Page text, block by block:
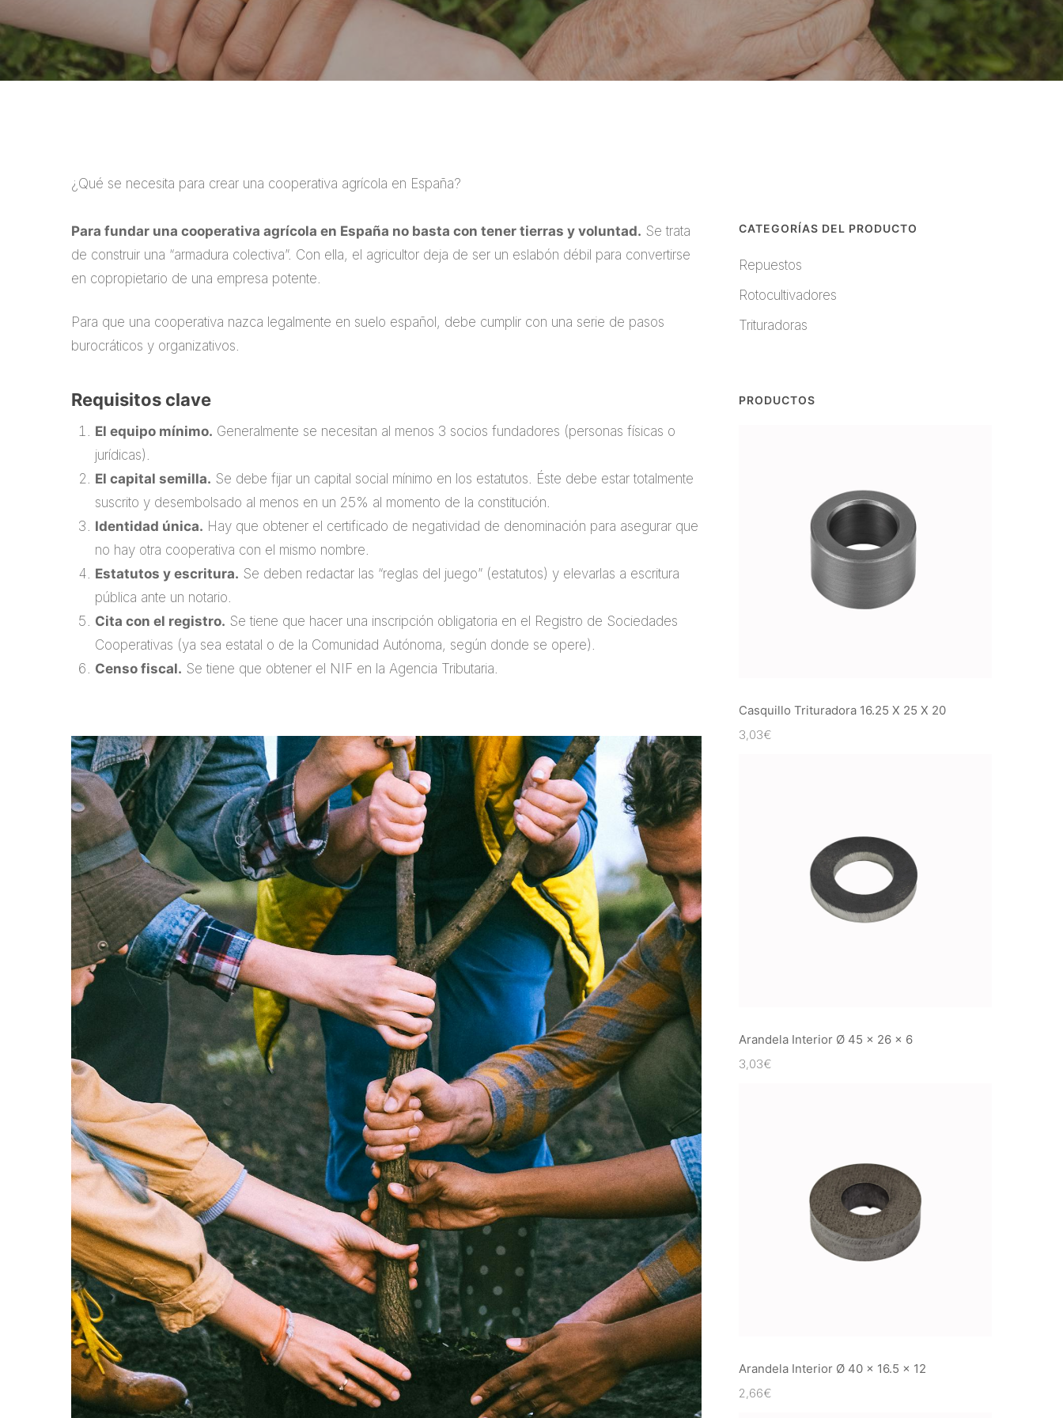
¿Qué se necesita para crear una cooperativa agrícola en España?
Para fundar una cooperativa agrícola en España no basta con tener tierras y voluntad. Se trata
de construir una “armadura colectiva”. Con ella, el agricultor deja de ser un eslabón débil para convertirse
en copropietario de una empresa potente.
Para que una cooperativa nazca legalmente en suelo español, debe cumplir con una serie de pasos
burocráticos y organizativos.
Requisitos clave
El equipo mínimo. Generalmente se necesitan al menos 3 socios fundadores (personas físicas o
jurídicas).
El capital semilla. Se debe fijar un capital social mínimo en los estatutos. Éste debe estar totalmente
suscrito y desembolsado al menos en un 25% al momento de la constitución.
Identidad única. Hay que obtener el certificado de negatividad de denominación para asegurar que
no hay otra cooperativa con el mismo nombre.
Estatutos y escritura. Se deben redactar las “reglas del juego” (estatutos) y elevarlas a escritura
pública ante un notario.
Cita con el registro. Se tiene que hacer una inscripción obligatoria en el Registro de Sociedades
Cooperativas (ya sea estatal o de la Comunidad Autónoma, según donde se opere).
Censo fiscal. Se tiene que obtener el NIF en la Agencia Tributaria.
CATEGORÍAS DEL PRODUCTO
Repuestos
Rotocultivadores
Trituradoras
PRODUCTOS
Casquillo Trituradora 16.25 X 25 X 20
3,03€
Arandela Interior Ø 45 x 26 x 6
3,03€
Arandela Interior Ø 40 x 16.5 x 12
2,66€